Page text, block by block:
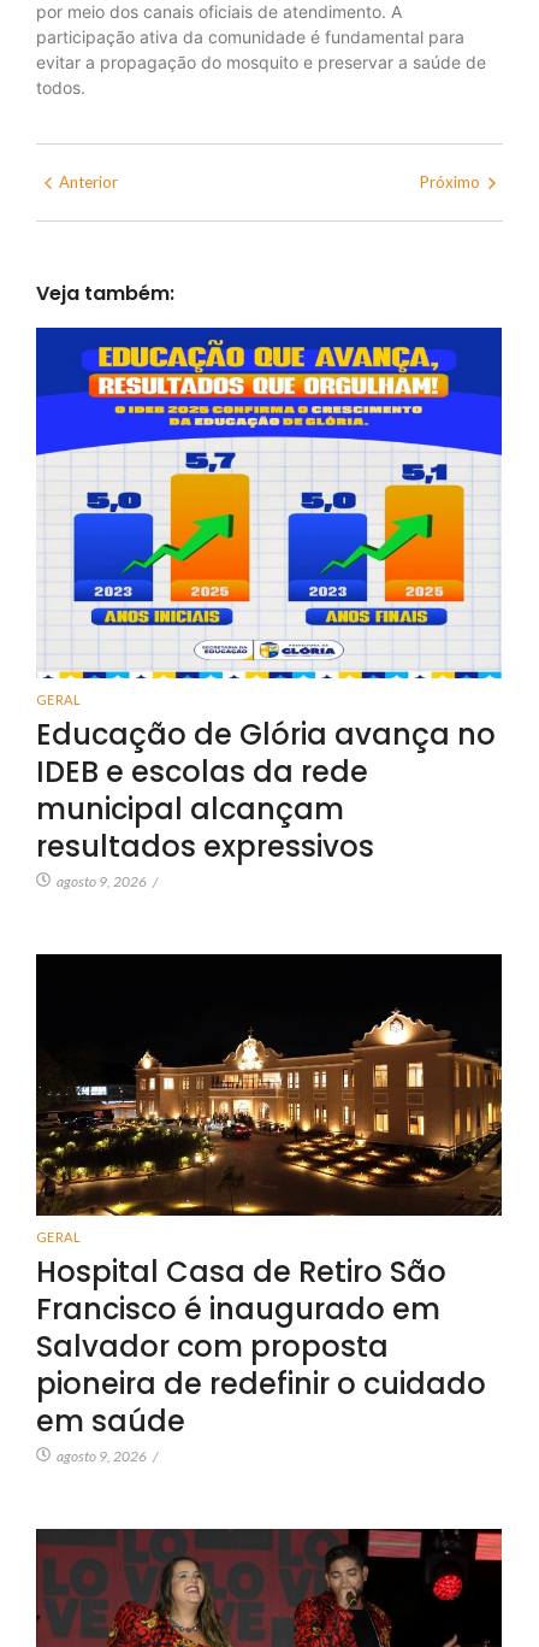
por meio dos canais oficiais de atendimento. A
participação ativa da comunidade é fundamental para
evitar a propagação do mosquito e preservar a saúde de
todos.
Anterior Próximo
Veja também:
GERAL
Educação de Glória avança no
IDEB e escolas da rede
municipal alcançam
resultados expressivos
agosto 9, 2026 /
GERAL
Hospital Casa de Retiro São
Francisco é inaugurado em
Salvador com proposta
pioneira de redefinir o cuidado
em saúde
agosto 9, 2026 /